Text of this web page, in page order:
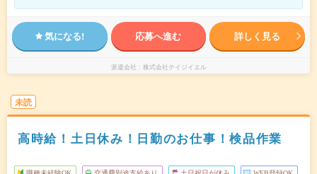
気になる! 応募へ進む 詳しく見る
派遣会社 株式会社テイジイエル
未読
高時給！土日休み！日勤のお仕事！検品作業
職種未経験OK 交通費別途支給あり 土日祝日が休み WEB登録OK